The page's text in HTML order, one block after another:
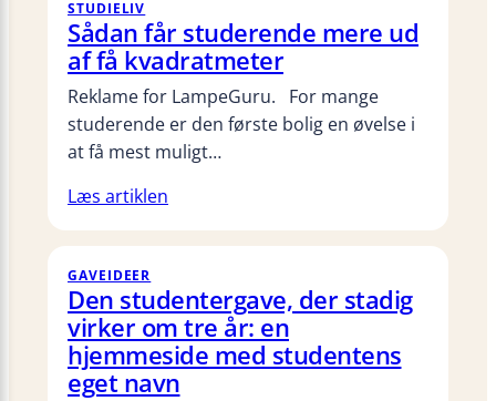
STUDIELIV
Sådan får studerende mere ud
af få kvadratmeter
Reklame for LampeGuru. For mange
studerende er den første bolig en øvelse i
at få mest muligt…
Læs artiklen
GAVEIDEER
Den studentergave, der stadig
virker om tre år: en
hjemmeside med studentens
eget navn